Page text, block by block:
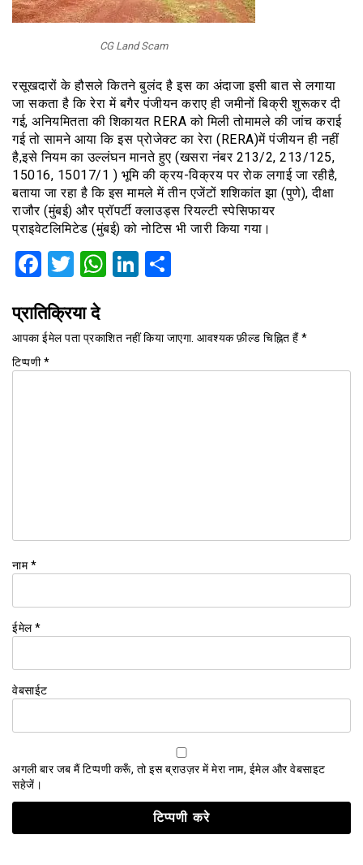
CG Land Scam
रसूखदारों के हौसले कितने बुलंद है इस का अंदाजा इसी बात से लगाया
जा सकता है कि रेरा में बगैर पंजीयन कराए ही जमीनों बिक्री शुरूकर दी
गई, अनियमितता की शिकायत RERA को मिली तोमामले की जांच कराई
गई तो सामने आया कि इस प्रोजेक्ट का रेरा (RERA)में पंजीयन ही नहीं
है,इसे नियम का उल्लंघन मानते हुए (खसरा नंबर 213/2, 213/125,
15016, 15017/1 ) भूमि की क्रय-विक्रय पर रोक लगाई जा रहीहै,
बताया जा रहा है कि इस मामले में तीन एजेंटों शशिकांत झा (पुणे), दीक्षा
राजौर (मुंबई) और प्रॉपर्टी क्लाउड्स रियल्टी स्पेसिफायर
प्राइवेटलिमिटेड (मुंबई) को नोटिस भी जारी किया गया।
Facebook
Twitter
WhatsApp
LinkedIn
प्रातिक्रिया दे
आपका ईमेल पता प्रकाशित नहीं किया जाएगा. आवश्यक फ़ील्ड चिह्नित हैं*
टिप्पणी*
नाम*
ईमेल*
वेबसाईट
अगली बार जब मैं टिप्पणी करूँ, तो इस ब्राउज़र में मेरा नाम, ईमेल और वेबसाइट
सहेजें।